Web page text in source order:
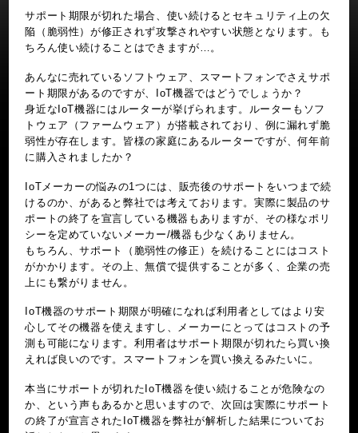
サポート期限が切れた場合、使い続けるとセキュリティ上の欠
陥（脆弱性）が修正されず攻撃されやすい状態となります。も
ちろん使い続けることはできますが…。
あんなに売れているソフトウェア、スマートフォンでさえサポ
ート期限があるのですが、IoT機器ではどうでしょうか？
身近なIoT機器にはルーターが挙げられます。ルーターもソフ
トウェア（ファームウェア）が搭載されており、例に漏れず脆
弱性が存在します。皆様の家庭にあるルーターですが、何年前
に購入されましたか？
IoTメーカーの悩みの1つには、販売後のサポートをいつまで続
けるのか、があると弊社では考えております。実際に製品のサ
ポートの終了を宣言している機器もありますが、その様なポリ
シーを定めていないメーカー/機器も少なくありません。
もちろん、サポート（脆弱性の修正）を続けることにはコスト
がかかります。その上、無償で提供することが多く、企業の売
上にも繋がりません。
IoT機器のサポート期限が明確になれば利用者としてはより安
心してその機器を使えますし、メーカーにとってはコストの予
測も可能になります。利用者はサポート期限が切れたら買い換
えれば良いのです。スマートフォンを買い換えるみたいに。
本当にサポートが切れたIoT機器を使い続けることが危険なの
か、という声もあるかと思いますので、次回は実際にサポート
の終了が宣言されたIoT機器を弊社が解析した結果についてお